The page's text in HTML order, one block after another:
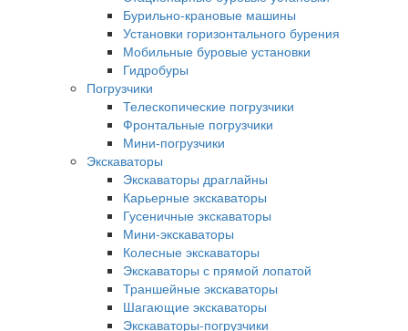
Бурильно-крановые машины
Установки горизонтального бурения
Мобильные буровые установки
Гидробуры
Погрузчики
Телескопические погрузчики
Фронтальные погрузчики
Мини-погрузчики
Экскаваторы
Экскаваторы драглайны
Карьерные экскаваторы
Гусеничные экскаваторы
Мини-экскаваторы
Колесные экскаваторы
Экскаваторы с прямой лопатой
Траншейные экскаваторы
Шагающие экскаваторы
Экскаваторы-погрузчики